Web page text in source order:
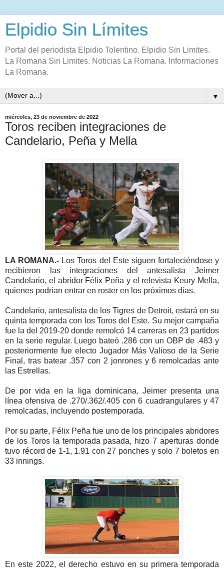
Elpidio Sin Límites
Portal del periodista Elpidio Tolentino. Elpidio Sin Limites.
La Romana Sin Limites. Noticias La Romana. Informaciones
La Romana.
▼
miércoles, 23 de noviembre de 2022
Toros reciben integraciones de
Candelario, Peña y Mella
LA ROMANA.- Los Toros del Este siguen fortaleciéndose y
recibieron las integraciones del antesalista Jeimer
Candelario, el abridor Félix Peña y el relevista Keury Mella,
quienes podrían entrar en roster en los próximos días.
Candelario, antesalista de los Tigres de Detroit, estará en su
quinta temporada con los Toros del Este. Su mejor campaña
fue la del 2019-20 donde remolcó 14 carreras en 23 partidos
en la serie regular. Luego bateó .286 con un OBP de .483 y
posteriormente fue electo Jugador Más Valioso de la Serie
Final, tras batear .357 con 2 jonrones y 6 remolcadas ante
las Estrellas.
De por vida en la liga dominicana, Jeimer presenta una
línea ofensiva de .270/.362/.405 con 6 cuadrangulares y 47
remolcadas, incluyendo postemporada.
Por su parte, Félix Peña fue uno de los principales abridores
de los Toros la temporada pasada, hizo 7 aperturas donde
tuvo récord de 1-1, 1.91 con 27 ponches y solo 7 boletos en
33 innings.
En este 2022, el derecho estuvo en su primera temporada